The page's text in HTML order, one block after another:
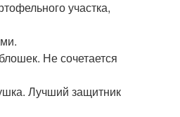
участка,
Не сочетается
Лучший защитник